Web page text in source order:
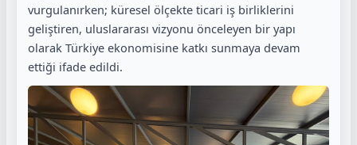
vurgulanırken; küresel ölçekte ticari iş birliklerini
geliştiren, uluslararası vizyonu önceleyen bir yapı
olarak Türkiye ekonomisine katkı sunmaya devam
ettiği ifade edildi.